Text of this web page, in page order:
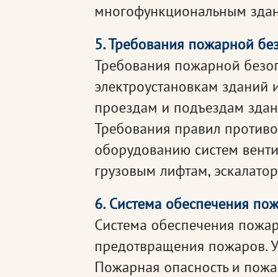
многофункциональным
5. Требования пожарной
Требования пожарной
электроустановкам
проездам и подъездам
Требования правил
оборудованию систем
грузовым лифтам,
6. Система обеспечения
Система обеспечения
предотвращения пожаров.
Пожарная опасность и